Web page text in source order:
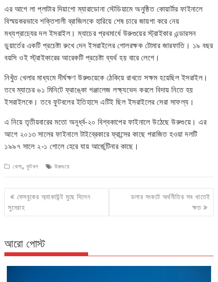
এর আগে লা প্লাটার দিয়াগো ম্যারাডোনা স্টেডিয়ামে অনুষ্ঠিত কোয়ার্টার ফাইনালে
বিস্ময়করভাবে শক্তিশালী ব্রাজিলকে হারিয়ে শেষ চারে জায়গা করে নেয়
মধ্যপ্রাচ্যের দল ইসরাইল। ম্যাচের প্রথমার্ধে উরুগুয়ের স্ট্রাইকার এন্ডারসন
ডুয়ার্তের একটি প্রচেষ্টা রুখে দেন ইসরাইলের গোলরক্ষক টোমার জারফাতি। ১৯ বছর
বয়সি ওই স্ট্রাইকারের আরেকটি প্রচেষ্টা ব্যর্থ হয় বারে লেগে।
নিখুঁত খেলার মাধ্যমে দীর্ঘক্ষণ উরুগুয়েকে ঠেকিয়ে রাখতে সক্ষম হয়েছিল ইসরাইল।
তবে ম্যাচের ৬১ মিনিটে ফ্রাঙ্কো গঞ্জালেজ লক্ষ্যভেদ করলে বিদায় নিতে হয়
ইসরাইলকে। তবে ফুটবলের ইতিহাসে এটিই ছিল ইসরাইলের সেরা সাফল্য।
এ নিয়ে তৃতীয়বারের মতো অনূর্ধ্ব-২০ বিশ্বকাপের ফাইনালে উঠেছে উরুগুয়ে। এর
আগে ২০১৩ সালের ফাইনালে টাইব্রেকারে ফ্রান্সের কাছে পরাজিত হওয়া দলটি
১৯৯৭ সালে ২-১ গোলে হেরে যায় আর্জেন্টিনার কাছে।
খেলা, ফুটবল উরুগুয়ে
Post
navigation
ফেসবুকের অ্যাকাউন্ট মুছে দিলেন
সুনেরাহ
ডলার সংকটে অর্থনীতির সব খাতেই
ক্ষত
আরো পোস্ট